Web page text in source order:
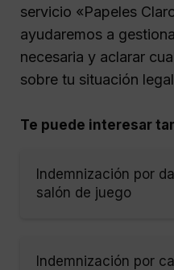
servicio «Papeles
ayudaremos a
necesaria y aclarar
sobre tu situación
Te puede interesar
Indemnización por
salón de juego
Indemnización por